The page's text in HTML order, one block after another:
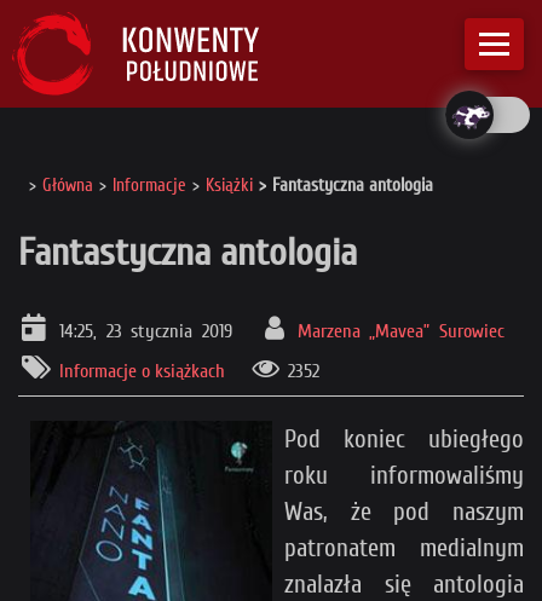
Główna Informacje Książki Fantastyczna antologia
Fantastyczna antologia
14:25, 23 stycznia 2019
Marzena „Mavea” Surowiec
Informacje o książkach
2352
Pod koniec ubiegłego
roku informowaliśmy
Was, że pod naszym
patronatem medialnym
znalazła się antologia